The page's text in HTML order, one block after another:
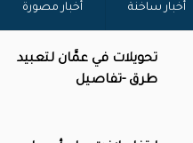
أخبار ساخنة أخبار مصورة
تحويلات في عمَّان لتعبيد
طرق -تفاصيل